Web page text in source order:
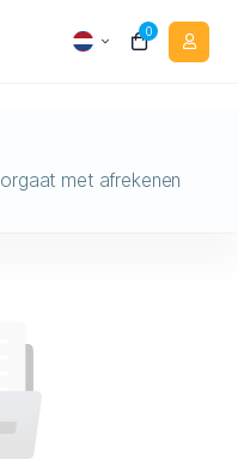
0
met afrekenen